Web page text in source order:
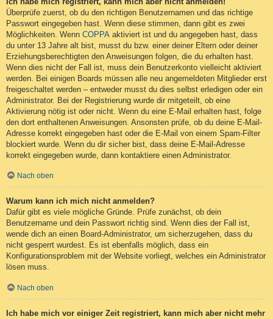
Überprüfe zuerst, ob du den richtigen Benutzernamen und das richtige
Passwort eingegeben hast. Wenn diese stimmen, dann gibt es zwei
Möglichkeiten. Wenn COPPA aktiviert ist und du angegeben hast, dass
du unter 13 Jahre alt bist, musst du bzw. einer deiner Eltern oder deiner
Erziehungsberechtigten den Anweisungen folgen, die du erhalten hast.
Wenn dies nicht der Fall ist, muss dein Benutzerkonto vielleicht aktiviert
werden. Bei einigen Boards müssen alle neu angemeldeten Mitglieder erst
freigeschaltet werden – entweder musst du dies selbst erledigen oder ein
Administrator. Bei der Registrierung wurde dir mitgeteilt, ob eine
Aktivierung nötig ist oder nicht. Wenn du eine E-Mail erhalten hast, folge
den dort enthaltenen Anweisungen. Ansonsten prüfe, ob du deine E-Mail-
Adresse korrekt eingegeben hast oder die E-Mail von einem Spam-Filter
blockiert wurde. Wenn du dir sicher bist, dass deine E-Mail-Adresse
korrekt eingegeben wurde, dann kontaktiere einen Administrator.
Nach oben
Warum kann ich mich nicht anmelden?
Dafür gibt es viele mögliche Gründe. Prüfe zunächst, ob dein
Benutzername und dein Passwort richtig sind. Wenn dies der Fall ist,
wende dich an einen Board-Administrator, um sicherzugehen, dass du
nicht gesperrt wurdest. Es ist ebenfalls möglich, dass ein
Konfigurationsproblem mit der Website vorliegt, welches ein Administrator
lösen muss.
Nach oben
Ich habe mich vor einiger Zeit registriert, kann mich aber nicht mehr